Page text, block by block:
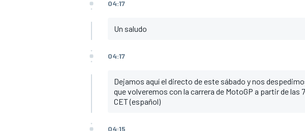
04:17
Un saludo
04:17
Dejamos aquí el directo de este sábado y nos
que volveremos con la carrera de MotoGP a partir de las
CET (español)
04:15